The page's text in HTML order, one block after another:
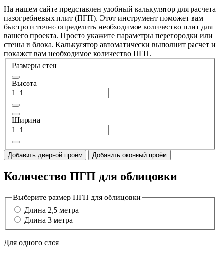
На нашем сайте представлен удобный калькулятор для расчета
пазогребневых плит (ПГП). Этот инструмент поможет вам
быстро и точно определить необходимое количество плит для
вашего проекта. Просто укажите параметры перегородки или
стены и блока. Калькулятор автоматически выполнит расчет и
покажет вам необходимое количество ПГП.
Размеры стен
Высота
1
Ширина
1
Добавить дверной проём Добавить оконный проём
Количество ПГП для облицовки
Выберите размер ПГП для облицовки
Длина 2,5 метра
Длина 3 метра
Для одного слоя